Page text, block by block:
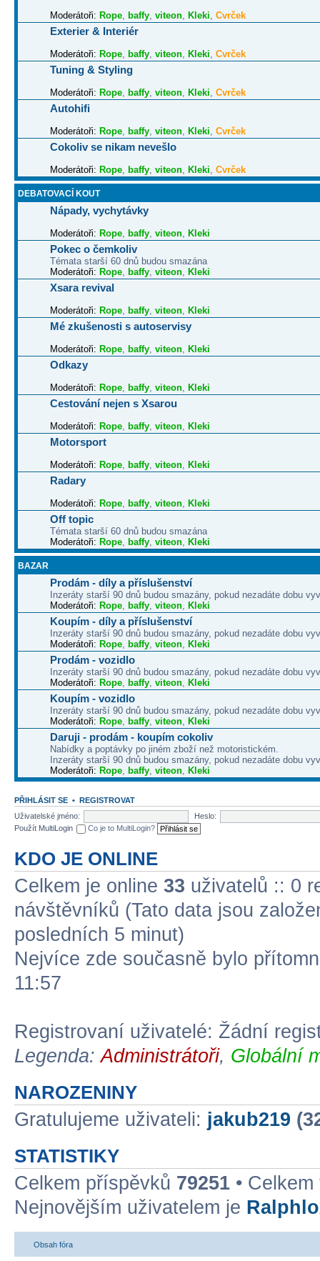
Moderátoři: Rope, baffy, viteon, Kleki, Cvrček
Exterier & Interiér
Moderátoři: Rope, baffy, viteon, Kleki, Cvrček
Tuning & Styling
Moderátoři: Rope, baffy, viteon, Kleki, Cvrček
Autohifi
Moderátoři: Rope, baffy, viteon, Kleki, Cvrček
Cokoliv se nikam nevešlo
Moderátoři: Rope, baffy, viteon, Kleki, Cvrček
DEBATOVACÍ KOUT
Nápady, vychytávky
Moderátoři: Rope, baffy, viteon, Kleki
Pokec o čemkoliv
Témata starší 60 dnů budou smazána
Moderátoři: Rope, baffy, viteon, Kleki
Xsara revival
Moderátoři: Rope, baffy, viteon, Kleki
Mé zkušenosti s autoservisy
Moderátoři: Rope, baffy, viteon, Kleki
Odkazy
Moderátoři: Rope, baffy, viteon, Kleki
Cestování nejen s Xsarou
Moderátoři: Rope, baffy, viteon, Kleki
Motorsport
Moderátoři: Rope, baffy, viteon, Kleki
Radary
Moderátoři: Rope, baffy, viteon, Kleki
Off topic
Témata starší 60 dnů budou smazána
Moderátoři: Rope, baffy, viteon, Kleki
BAZAR
Prodám - díly a příslušenství
Inzeráty starší 90 dnů budou smazány, pokud nezadáte dobu
Moderátoři: Rope, baffy, viteon, Kleki
Koupím - díly a příslušenství
Inzeráty starší 90 dnů budou smazány, pokud nezadáte dobu
Moderátoři: Rope, baffy, viteon, Kleki
Prodám - vozidlo
Inzeráty starší 90 dnů budou smazány, pokud nezadáte dobu
Moderátoři: Rope, baffy, viteon, Kleki
Koupím - vozidlo
Inzeráty starší 90 dnů budou smazány, pokud nezadáte dobu
Moderátoři: Rope, baffy, viteon, Kleki
Daruji - prodám - koupím cokoliv
Nabídky a poptávky po jiném zboží než motoristickém.
Inzeráty starší 90 dnů budou smazány, pokud nezadáte dobu
Moderátoři: Rope, baffy, viteon, Kleki
PŘIHLÁSIT SE • REGISTROVAT
Uživatelské jméno:
Heslo:
Použít MultiLogin
Co je to MultiLogin?
KDO JE ONLINE
Celkem je online 33 uživatelů :: 0
návštěvníků (Tato data jsou
posledních 5 minut)
Nejvíce zde současně bylo
11:57
Registrovaní uživatelé: Žádní
Legenda:Administrátoři, Globální
NAROZENINY
Gratulujeme uživateli: jakub219
STATISTIKY
Celkem příspěvků 79251 •
Nejnovějším uživatelem je
Obsah fóra